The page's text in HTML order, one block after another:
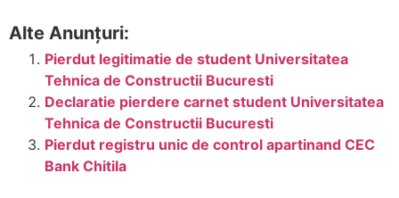
Alte Anunțuri:
Pierdut legitimatie de student Universitatea
Tehnica de Constructii Bucuresti
Declaratie pierdere carnet student Universitatea
Tehnica de Constructii Bucuresti
Pierdut registru unic de control apartinand CEC
Bank Chitila